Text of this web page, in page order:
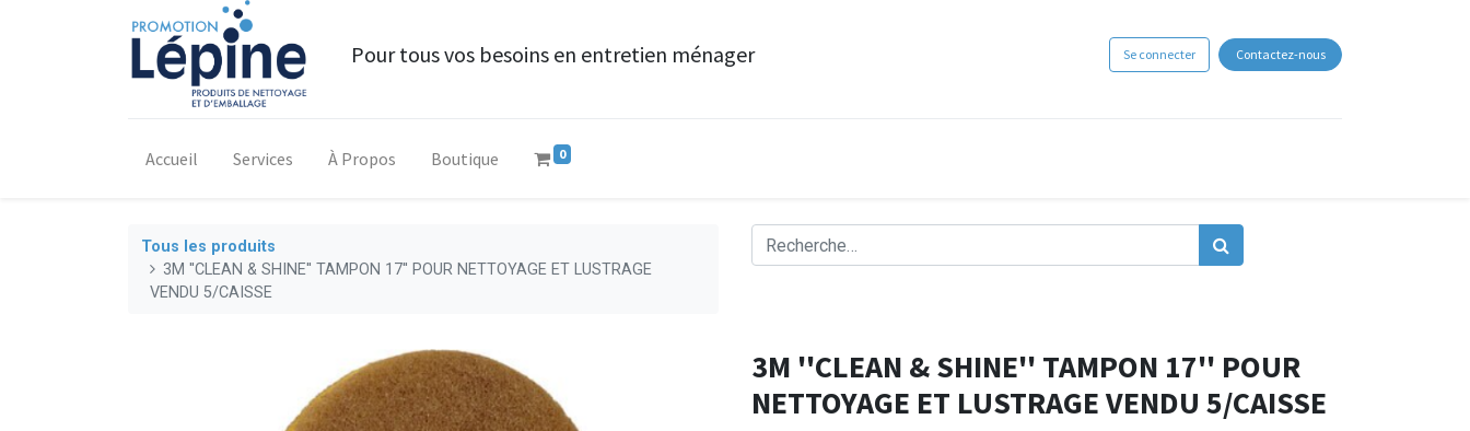
Pour tous vos besoins en entretien ménager Se connecter Contactez-nous
Accueil Services À Propos Boutique 0
Tous les produits
3M ''CLEAN & SHINE'' TAMPON 17'' POUR NETTOYAGE ET LUSTRAGE
VENDU 5/CAISSE
3M ''CLEAN & SHINE'' TAMPON 17'' POUR
NETTOYAGE ET LUSTRAGE VENDU 5/CAISSE